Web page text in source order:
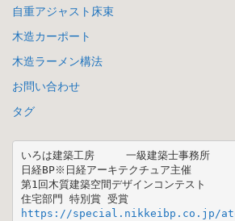
自重アジャスト床束
木造カーポート
木造ラーメン構法
お問い合わせ
タグ
いろは建築工房　　　一級建築士事務所
日経BP※日経アーキテクチュア主催
第1回木質建築空間デザインコンテスト
https://special.nikkeibp.co.jp/